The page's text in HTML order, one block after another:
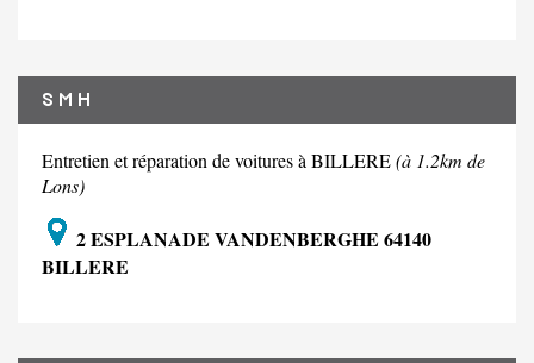
S M H
Entretien et réparation de voitures à BILLERE(à 1.2km de
Lons)
2 ESPLANADE VANDENBERGHE 64140
BILLERE